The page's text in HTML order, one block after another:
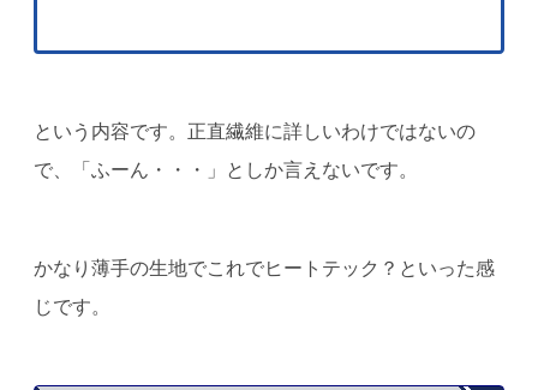
という内容です。正直繊維に詳しいわけではないの
で、「ふーん・・・」としか言えないです。
かなり薄手の生地でこれでヒートテック？といった感
じです。